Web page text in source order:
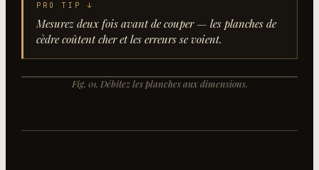
PRO TIP ↓
Mesurez deux fois avant de couper — les planches de
cèdre coûtent cher et les erreurs se voient.
01
Fig. 01. Débitez les planches aux dimensions.